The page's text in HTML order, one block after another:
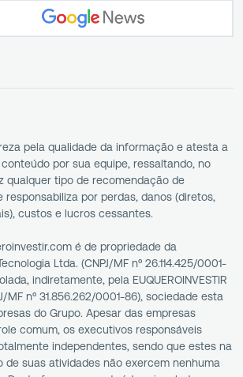
pela qualidade da informação e atesta a
por sua equipe, ressaltando, no
qualquer tipo de recomendação de
responsabiliza por perdas, danos (diretos,
custos e lucros cessantes.
é de propriedade da
Ltda. (CNPJ/MF nº 26.114.425/0001-
indiretamente, pela EUQUEROINVESTIR
MF nº 31.856.262/0001-86), sociedade esta
do Grupo. Apesar das empresas
comum, os executivos responsáveis
independentes, sendo que estes na
de suas atividades não exercem nenhuma